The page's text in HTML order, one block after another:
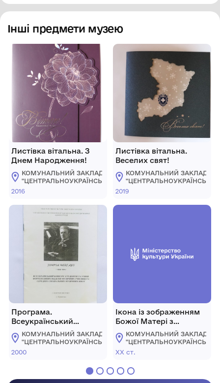
Інші предмети музею
Листівка вітальна. З
Днем Народження!
КОМУНАЛЬНИЙ ЗАКЛАД
"ЦЕНТРАЛЬНОУКРАЇНСЬКИЙ
ОБЛАСНИЙ КРАЄЗНАВЧИЙ
2016
Програма.
Всеукраїнський
конкурс студентів та
учнів музичних училищ
та шкіл у м. Кіровограді
КОМУНАЛЬНИЙ ЗАКЛАД
"ЦЕНТРАЛЬНОУКРАЇНСЬКИЙ
ОБЛАСНИЙ КРАЄЗНАВЧИЙ
2000
Листівка вітальна.
Веселих свят!
КОМУНАЛЬНИЙ ЗАКЛАД
"ЦЕНТРАЛЬНОУКРАЇНСЬКИЙ
ОБЛАСНИЙ КРАЄЗНАВЧИЙ
2019
Ікона із зображенням
Божої Матері з
немовлям "Страстна"
КОМУНАЛЬНИЙ ЗАКЛАД
"ЦЕНТРАЛЬНОУКРАЇНСЬКИЙ
ОБЛАСНИЙ КРАЄЗНАВЧИЙ
ХХ ст.